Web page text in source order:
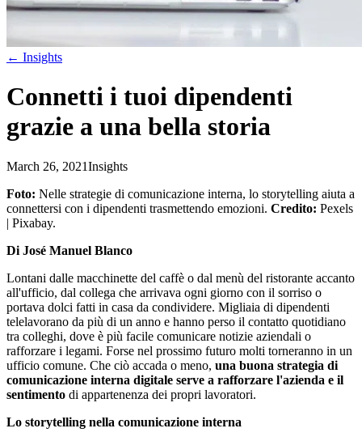
← Insights
Connetti i tuoi dipendenti
grazie a una bella storia
March 26, 2021Insights
Foto: Nelle strategie di comunicazione interna, lo storytelling aiuta a
connettersi con i dipendenti trasmettendo emozioni. Credito: Pexels
| Pixabay.
Di José Manuel Blanco
Lontani dalle macchinette del caffè o dal menù del ristorante accanto
all'ufficio, dal collega che arrivava ogni giorno con il sorriso o
portava dolci fatti in casa da condividere. Migliaia di dipendenti
telelavorano da più di un anno e hanno perso il contatto quotidiano
tra colleghi, dove è più facile comunicare notizie aziendali o
rafforzare i legami. Forse nel prossimo futuro molti torneranno in un
ufficio comune. Che ciò accada o meno, una buona strategia di
comunicazione interna digitale serve a rafforzare l'azienda e il
sentimento di appartenenza dei propri lavoratori.
Lo storytelling nella comunicazione interna